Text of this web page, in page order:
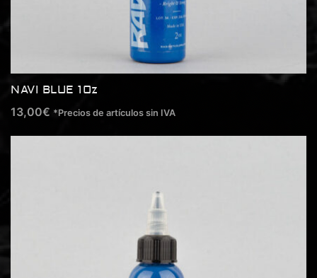
NAVI BLUE 1Oz
13,00€ *Precios de artículos sin IVA